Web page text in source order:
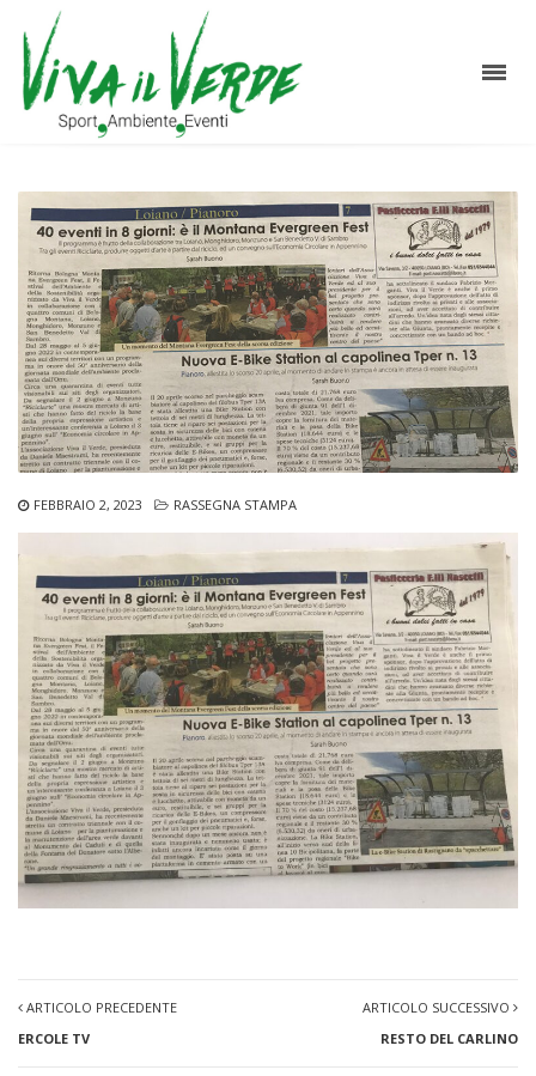
FEBBRAIO 2, 2023 RASSEGNA STAMPA
ARTICOLO PRECEDENTE
ERCOLE TV
ARTICOLO SUCCESSIVO
RESTO DEL CARLINO